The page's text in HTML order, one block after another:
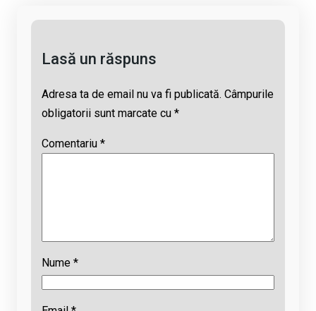
Lasă un răspuns
Adresa ta de email nu va fi publicată. Câmpurile
obligatorii sunt marcate cu *
Comentariu *
Nume *